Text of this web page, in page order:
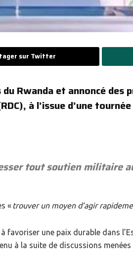
sur Twitter
Rwanda et annoncé des
à l’issue d’une
tout soutien militaire
«trouver un moyen d’agir
une paix durable dans
à la suite de discussions